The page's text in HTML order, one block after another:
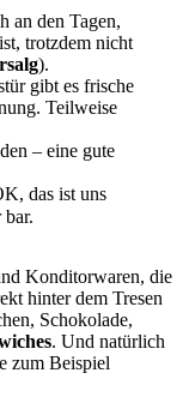
an den Tagen,
trotzdem nicht
).
gibt es frische
Teilweise
– eine gute
das ist uns
Konditorwaren, die
hinter dem Tresen
Schokolade,
. Und natürlich
zum Beispiel